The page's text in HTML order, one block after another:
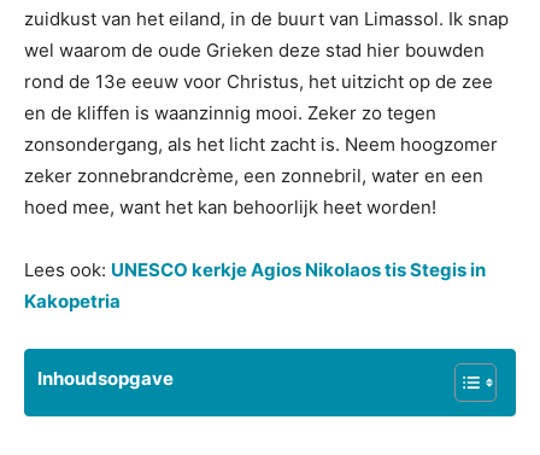
zuidkust van het eiland, in de buurt van Limassol. Ik snap
wel waarom de oude Grieken deze stad hier bouwden
rond de 13e eeuw voor Christus, het uitzicht op de zee
en de kliffen is waanzinnig mooi. Zeker zo tegen
zonsondergang, als het licht zacht is. Neem hoogzomer
zeker zonnebrandcrème, een zonnebril, water en een
hoed mee, want het kan behoorlijk heet worden!
Lees ook: UNESCO kerkje Agios Nikolaos tis Stegis in
Kakopetria
Inhoudsopgave